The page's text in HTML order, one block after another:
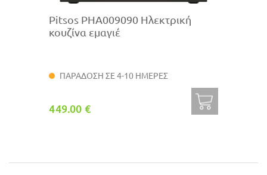
Pitsos PHA009090 Ηλεκτρική
κουζίνα εμαγιέ
ΠΑΡΑΔΟΣΗ ΣΕ 4-10 ΗΜΕΡΕΣ
449.00 €